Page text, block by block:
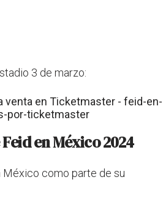
3 de marzo:
en México 2024
México como parte de su